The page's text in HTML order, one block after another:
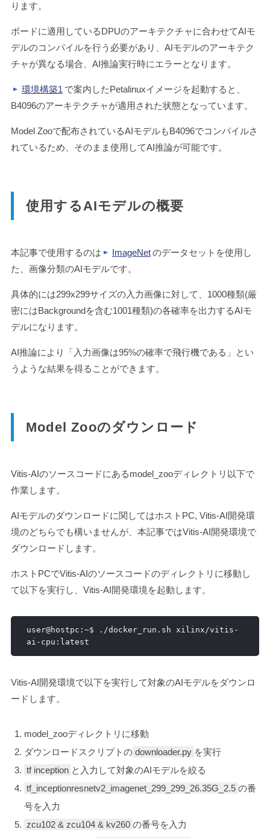
ります。
ボードに適用しているDPUのアーキテクチャに合わせてAIモ
デルのコンパイルを行う必要があり、AIモデルのアーキテク
チャが異なる場合、AI推論実行時にエラーとなります。
環境構築1 で案内したPetalinuxイメージを起動すると、
B4096のアーキテクチャが適用された状態となっています。
Model Zooで配布されているAIモデルもB4096でコンパイルさ
れているため、そのまま使用してAI推論が可能です。
使用するAIモデルの概要
本記事で使用するのは ImageNetのデータセットを使用し
た、画像分類のAIモデルです。
具体的には299x299サイズの入力画像に対して、1000種類(厳
密にはBackgroundを含む1001種類)の各確率を出力するAIモ
デルになります。
AI推論により「入力画像は95%の確率で飛行機である」とい
うような結果を得ることができます。
Model Zooのダウンロード
Vitis-AIのソースコードにあるmodel_zooディレクトリ以下で
作業します。
AIモデルのダウンロードに関してはホストPC, Vitis-AI開発環
境のどちらでも構いませんが、本記事ではVitis-AI開発環境で
ダウンロードします。
ホストPCでVitis-AIのソースコードのディレクトリに移動し
て以下を実行し、Vitis-AI開発環境を起動します。
user@hostpc :~$ ./docker_run . sh xilinx/vitis -
ai - cpu : latest
Vitis-AI開発環境で以下を実行して対象のAIモデルをダウンロ
ードします。
model_zooディレクトリに移動
ダウンロードスクリプトの downloader.py を実行
tf inception と入力して対象のAIモデルを絞る
tf_inceptionresnetv2_imagenet_299_299_26.35G_2.5 の番
号を入力
zcu102 & zcu104 & kv260 の番号を入力